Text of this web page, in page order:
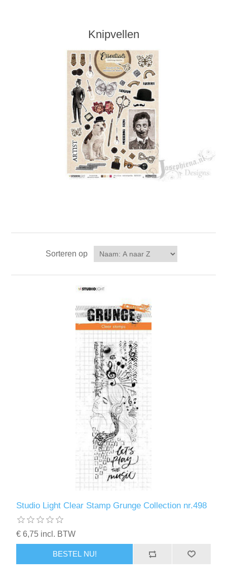
Knipvellen
Sorteren op
Studio Light Clear Stamp Grunge Collection nr.498
€ 6,75 incl. BTW
BESTEL NU!